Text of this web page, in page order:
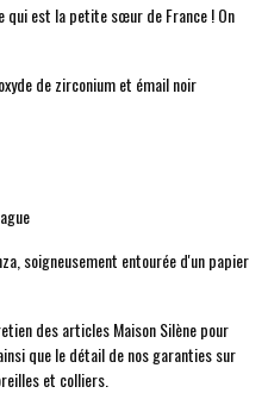
qui est la petite sœur de France ! On
de zirconium et émail noir
soigneusement entourée d'un papier
des articles Maison Silène pour
que le détail de nos garanties sur
et colliers.